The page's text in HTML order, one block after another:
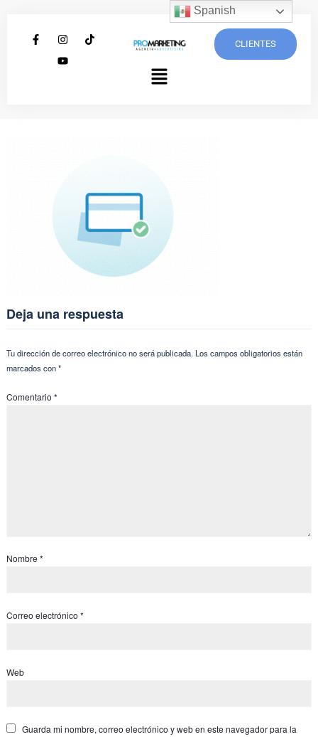
CLIENTES
Deja una respuesta
Tu dirección de correo electrónico no será publicada. Los campos obligatorios están
marcados con*
Comentario *
Nombre *
Correo electrónico *
Web
Guarda mi nombre, correo electrónico y web en este navegador para la
Spanish